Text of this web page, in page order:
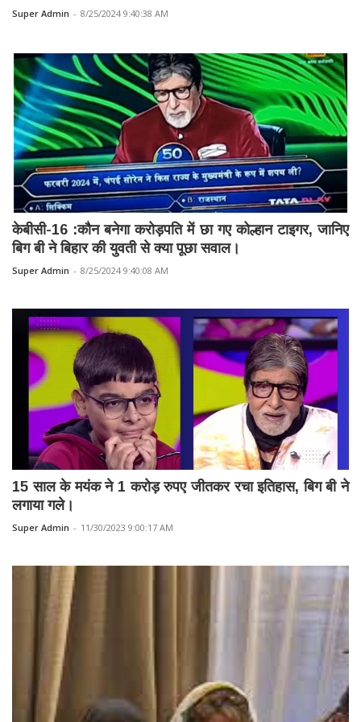
Super Admin - 8/25/2024 9:40:38 AM
केबीसी-16 :कौन बनेगा करोड़पति में छा गए कोल्हान टाइगर, जानिए
बिग बी ने बिहार की युवती से क्या पूछा सवाल।
Super Admin - 8/25/2024 9:40:08 AM
15 साल के मयंक ने 1 करोड़ रुपए जीतकर रचा इतिहास, बिग बी ने
लगाया गले।
Super Admin - 11/30/2023 9:00:17 AM